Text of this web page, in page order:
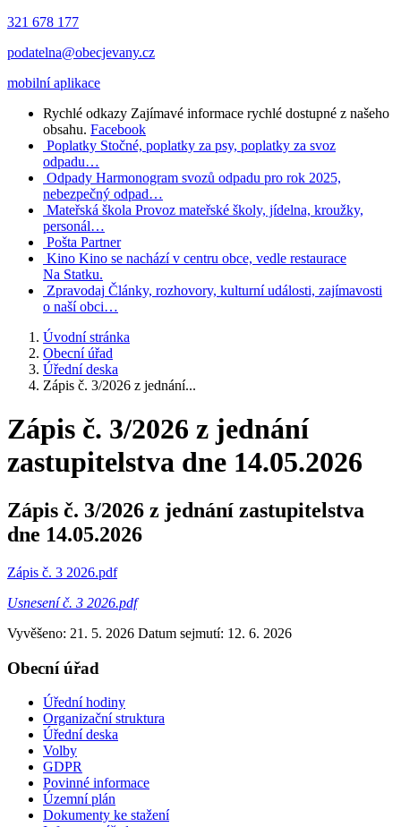
321 678 177
podatelna@obecjevany.cz
mobilní aplikace
Rychlé odkazy Zajímavé informace rychlé dostupné z našeho
obsahu. Facebook
Poplatky Stočné, poplatky za psy, poplatky za svoz
odpadu…
Odpady Harmonogram svozů odpadu pro rok 2025,
nebezpečný odpad…
Mateřská škola Provoz mateřské školy, jídelna, kroužky,
personál…
Pošta Partner
Kino Kino se nachází v centru obce, vedle restaurace
Na Statku.
Zpravodaj Články, rozhovory, kulturní události, zajímavosti
o naší obci…
Úvodní stránka
Obecní úřad
Úřední deska
Zápis č. 3/2026 z jednání...
Zápis č. 3/2026 z jednání
zastupitelstva dne 14.05.2026
Zápis č. 3/2026 z jednání zastupitelstva
dne 14.05.2026
Zápis č. 3 2026.pdf
Usnesení č. 3 2026.pdf
Vyvěšeno: 21. 5. 2026 Datum sejmutí: 12. 6. 2026
Obecní úřad
Úřední hodiny
Organizační struktura
Úřední deska
Volby
GDPR
Povinné informace
Územní plán
Dokumenty ke stažení